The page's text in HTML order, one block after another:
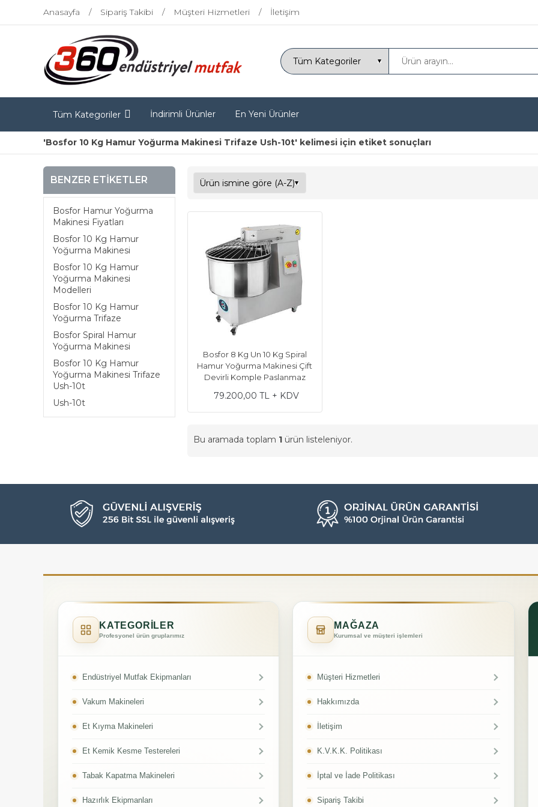
Anasayfa Sipariş Takibi Müşteri Hizmetleri İletişim
Tüm Kategoriler İndirimli Ürünler En Yeni Ürünler
'Bosfor 10 Kg Hamur Yoğurma Makinesi Trifaze Ush-10t' kelimesi için etiket sonuçları
BENZER ETIKETLER
Bosfor Hamur Yoğurma
Makinesi Fiyatları
Bosfor 10 Kg Hamur
Yoğurma Makinesi
Bosfor 10 Kg Hamur
Yoğurma Makinesi
Modelleri
Bosfor 10 Kg Hamur
Yoğurma Trifaze
Bosfor Spiral Hamur
Yoğurma Makinesi
Bosfor 10 Kg Hamur
Yoğurma Makinesi Trifaze
Ush-10t
Ush-10t
Bosfor 8 Kg Un 10 Kg Spiral
Hamur Yoğurma Makinesi Çift
Devirli Komple Paslanmaz
79.200,00 TL + KDV
Bu aramada toplam 1 ürün listeleniyor.
KATEGORİLER
Profesyonel ürün gruplarımız
Endüstriyel Mutfak Ekipmanları
Vakum Makineleri
Et Kıyma Makineleri
Et Kemik Kesme Testereleri
Tabak Kapatma Makineleri
Hazırlık Ekipmanları
MAĞAZA
Kurumsal ve müşteri işlemleri
Müşteri Hizmetleri
Hakkımızda
İletişim
K.V.K.K. Politikası
İptal ve İade Politikası
Sipariş Takibi